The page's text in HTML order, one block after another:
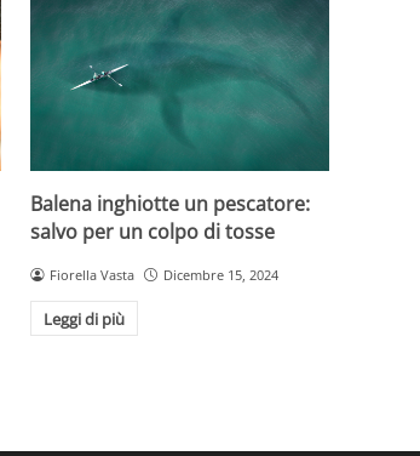
Balena inghiotte un pescatore:
salvo per un colpo di tosse
Fiorella Vasta Dicembre 15, 2024
Leggi di più